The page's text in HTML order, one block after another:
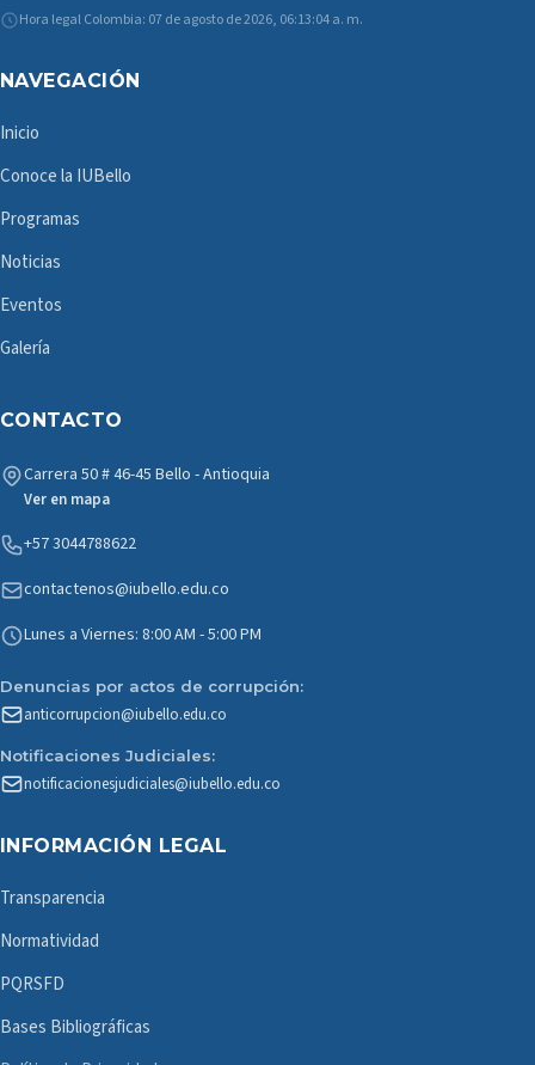
Hora legal Colombia: 07 de agosto de 2026, 06:13:05 a. m.
NAVEGACIÓN
Inicio
Conoce la IUBello
Programas
Noticias
Eventos
Galería
CONTACTO
Carrera 50 # 46-45 Bello - Antioquia
Ver en mapa
+57 3044788622
contactenos@iubello.edu.co
Lunes a Viernes: 8:00 AM - 5:00 PM
Denuncias por actos de corrupción:
anticorrupcion@iubello.edu.co
Notificaciones Judiciales:
notificacionesjudiciales@iubello.edu.co
INFORMACIÓN LEGAL
Transparencia
Normatividad
PQRSFD
Bases Bibliográficas